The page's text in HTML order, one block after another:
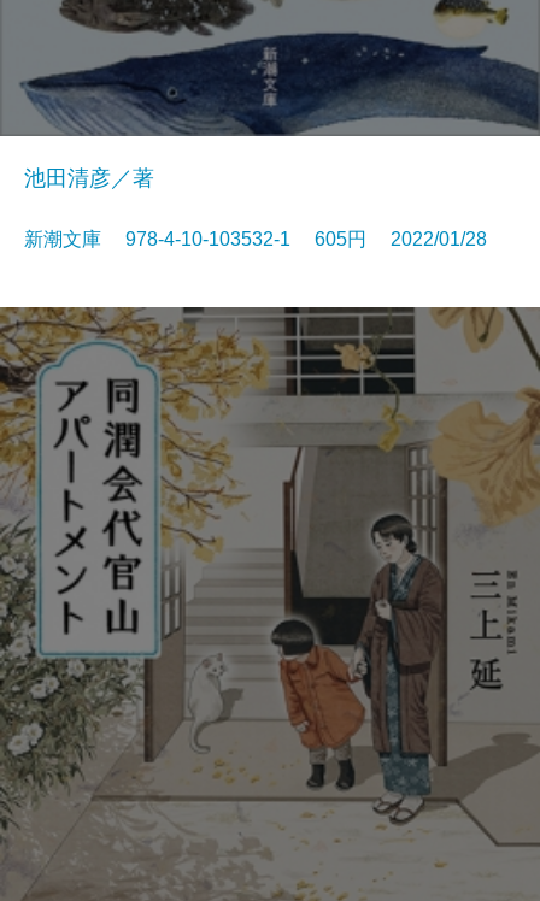
池田清彦／著
新潮文庫 978-4-10-103532-1 605円 2022/01/28